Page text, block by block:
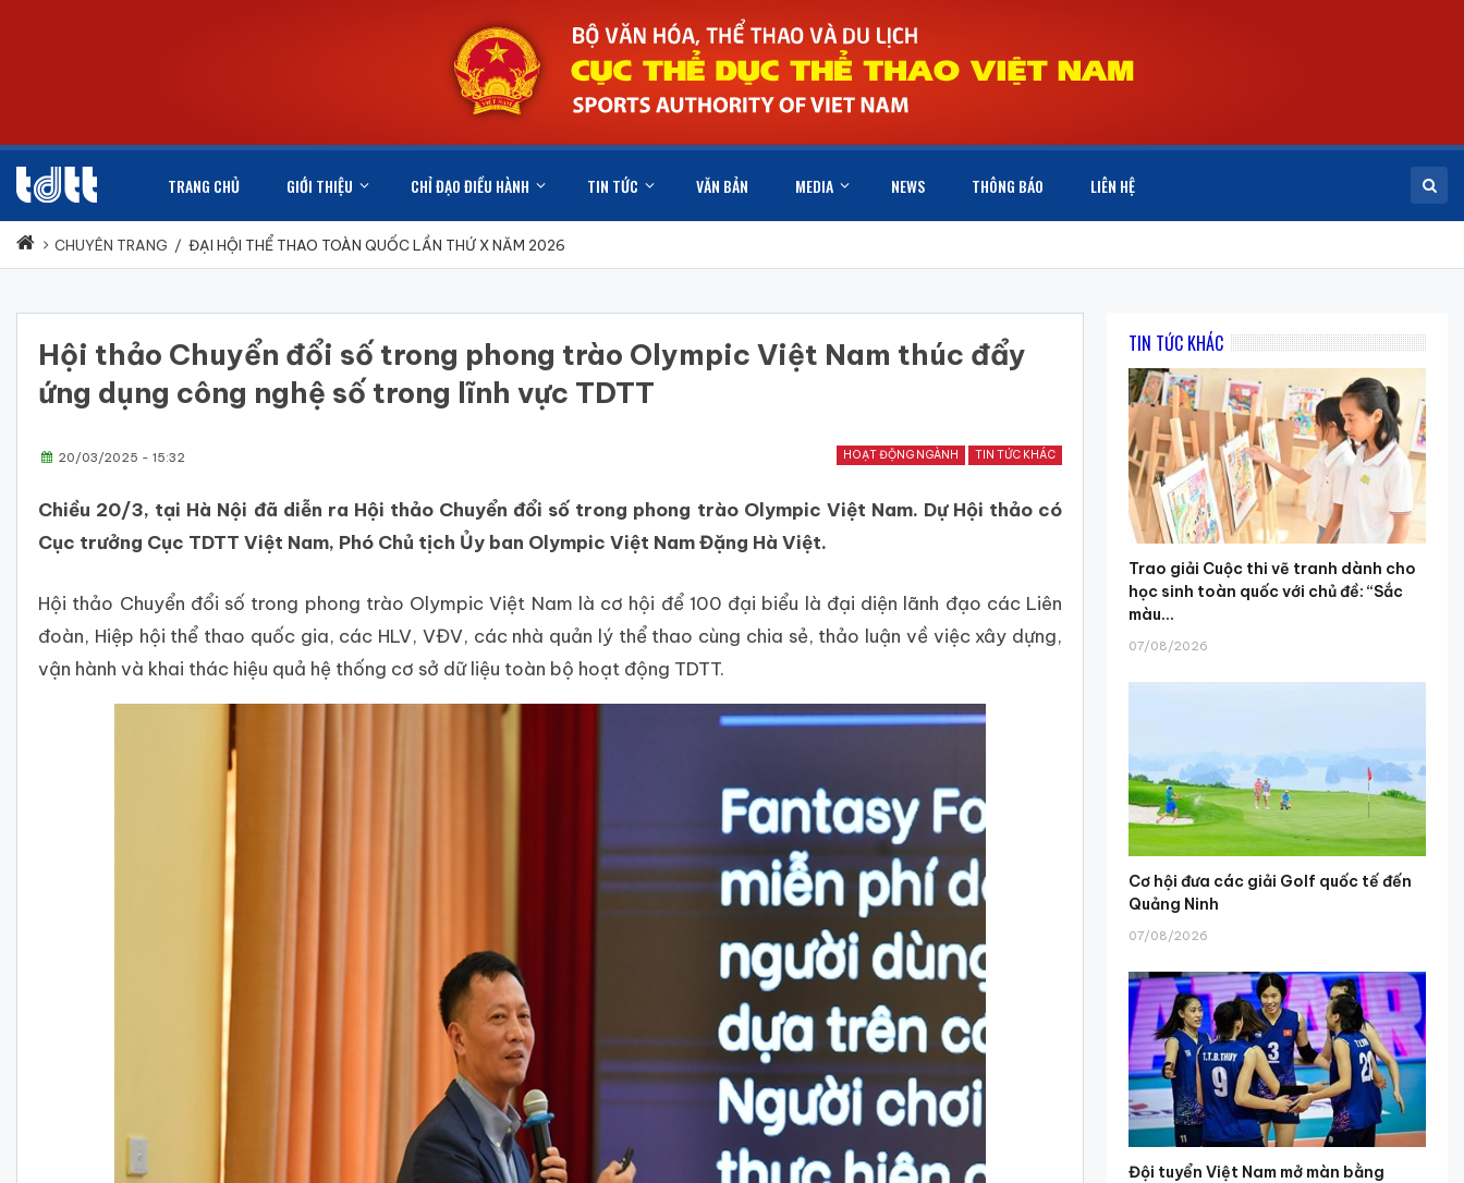
TRANG CHỦ GIỚI THIỆU CHỈ ĐẠO ĐIỀU HÀNH TIN TỨC VĂN BẢN MEDIA NEWS THÔNG BÁO LIÊN HỆ
CHUYÊN TRANG / ĐẠI HỘI THỂ THAO TOÀN QUỐC LẦN THỨ X NĂM 2026
Hội thảo Chuyển đổi số trong phong trào Olympic Việt Nam thúc đẩy
ứng dụng công nghệ số trong lĩnh vực TDTT
HOẠT ĐỘNG NGÀNH TIN TỨC KHÁC
20/03/2025 - 15:32
Chiều 20/3, tại Hà Nội đã diễn ra Hội thảo Chuyển đổi số trong phong trào Olympic Việt Nam. Dự Hội thảo có
Cục trưởng Cục TDTT Việt Nam, Phó Chủ tịch Ủy ban Olympic Việt Nam Đặng Hà Việt.
Hội thảo Chuyển đổi số trong phong trào Olympic Việt Nam là cơ hội để 100 đại biểu là đại diện lãnh đạo các Liên
đoàn, Hiệp hội thể thao quốc gia, các HLV, VĐV, các nhà quản lý thể thao cùng chia sẻ, thảo luận về việc xây dựng,
vận hành và khai thác hiệu quả hệ thống cơ sở dữ liệu toàn bộ hoạt động TDTT.
TIN TỨC KHÁC
Trao giải Cuộc thi vẽ tranh dành cho
học sinh toàn quốc với chủ đề: “Sắc
màu...
07/08/2026
Cơ hội đưa các giải Golf quốc tế đến
Quảng Ninh
07/08/2026
Đội tuyển Việt Nam mở màn bằng